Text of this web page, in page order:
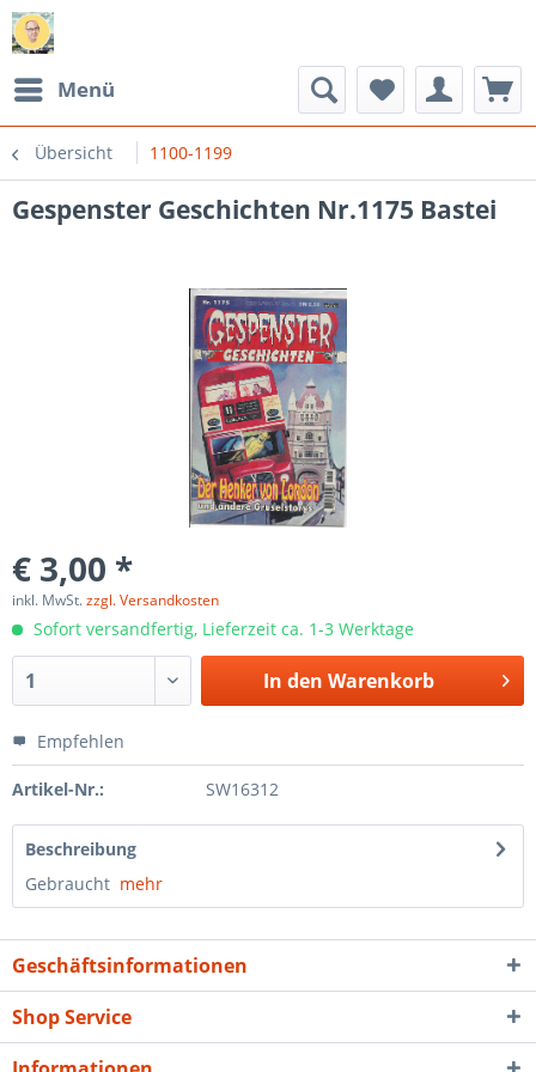
Menü
Übersicht 1100-1199
Gespenster Geschichten Nr.1175 Bastei
€ 3,00 *
inkl. MwSt.zzgl. Versandkosten
Sofort versandfertig, Lieferzeit ca. 1-3 Werktage
In den Warenkorb
Empfehlen
Artikel-Nr.: SW16312
Beschreibung
Gebraucht mehr
Geschäftsinformationen
Shop Service